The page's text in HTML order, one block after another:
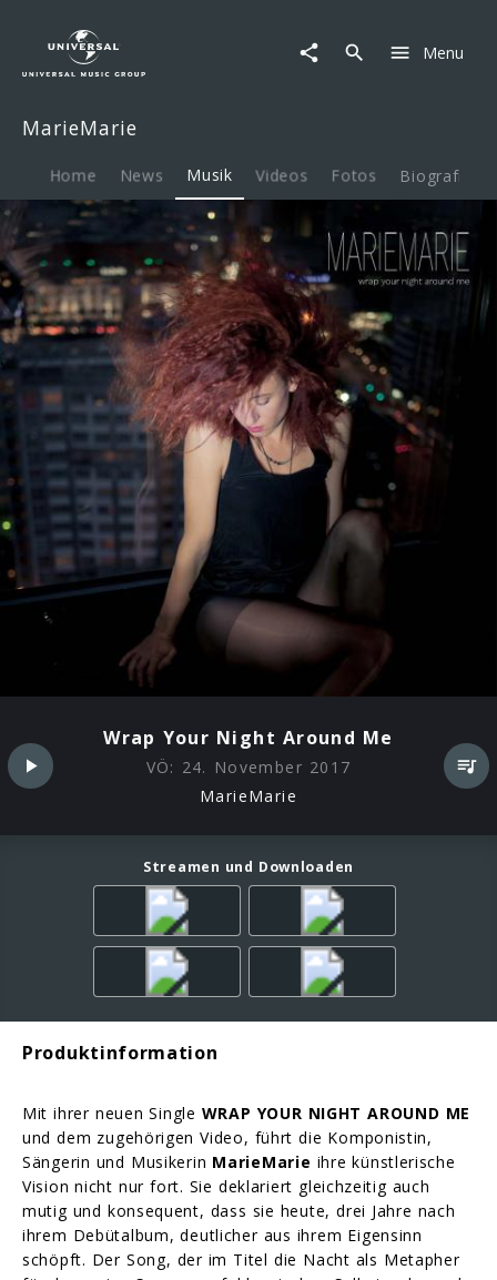
Your
Around
Me
Menu
MarieMarie
Home News Musik Videos Fotos Biografie
Wrap Your Night Around Me
VÖ: 24. November 2017
MarieMarie
Streamen und Downloaden
Produktinformation
Mit ihrer neuen Single WRAP YOUR NIGHT AROUND ME
und dem zugehörigen Video, führt die Komponistin,
Sängerin und Musikerin MarieMarie ihre künstlerische
Vision nicht nur fort. Sie deklariert gleichzeitig auch
mutig und konsequent, dass sie heute, drei Jahre nach
ihrem Debütalbum, deutlicher aus ihrem Eigensinn
schöpft. Der Song, der im Titel die Nacht als Metapher